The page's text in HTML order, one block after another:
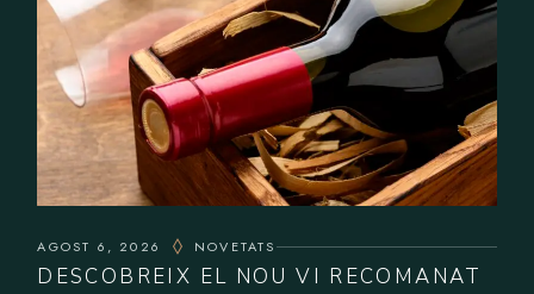
AGOST 6, 2026 NOVETATS
DESCOBREIX EL NOU VI RECOMANAT